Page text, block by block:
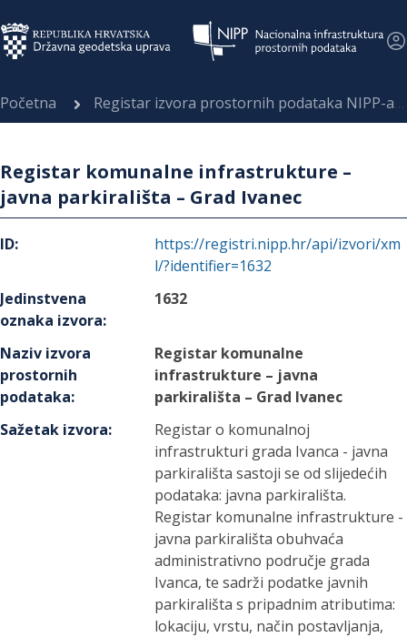
Početna Registar izvora prostornih podataka NIPP-a
Registar komunalne infrastrukture –
javna parkirališta – Grad Ivanec
ID:
https://registri.nipp.hr/api/izvori/xm
l/?identifier=1632
Jedinstvena
oznaka izvora:
1632
Naziv izvora
prostornih
podataka:
Registar komunalne
infrastrukture – javna
parkirališta – Grad Ivanec
Sažetak izvora:
Registar o komunalnoj
infrastrukturi grada Ivanca - javna
parkirališta sastoji se od slijedećih
podataka: javna parkirališta.
Registar komunalne infrastrukture -
javna parkirališta obuhvaća
administrativno područje grada
Ivanca, te sadrži podatke javnih
parkirališta s pripadnim atributima:
lokaciju, vrstu, način postavljanja,